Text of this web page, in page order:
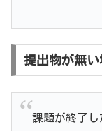
提出物が無
課題が終了し